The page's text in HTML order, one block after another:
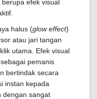
efek visual
halus (glow effect)
atau jari tangan
utama. Efek visual
pemanis
bertindak secara
instan kepada
dengan sangat